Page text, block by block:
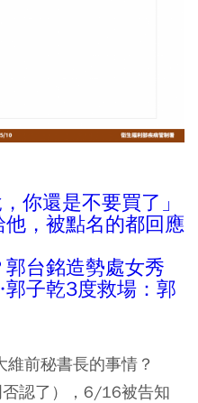
你還是不要買了」
，被點名的都回應
台銘造勢處女秀
子乾3度救場：郭
前秘書長的事情？
否認了），6/16被告知